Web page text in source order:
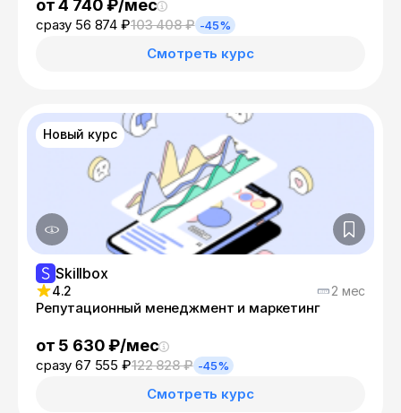
от 4 740 ₽/мес
сразу 56 874 ₽103 408 ₽ -45%
Смотреть курс
Новый курс
Skillbox
4.2 2 мес
Репутационный менеджмент и маркетинг
от 5 630 ₽/мес
сразу 67 555 ₽122 828 ₽ -45%
Смотреть курс